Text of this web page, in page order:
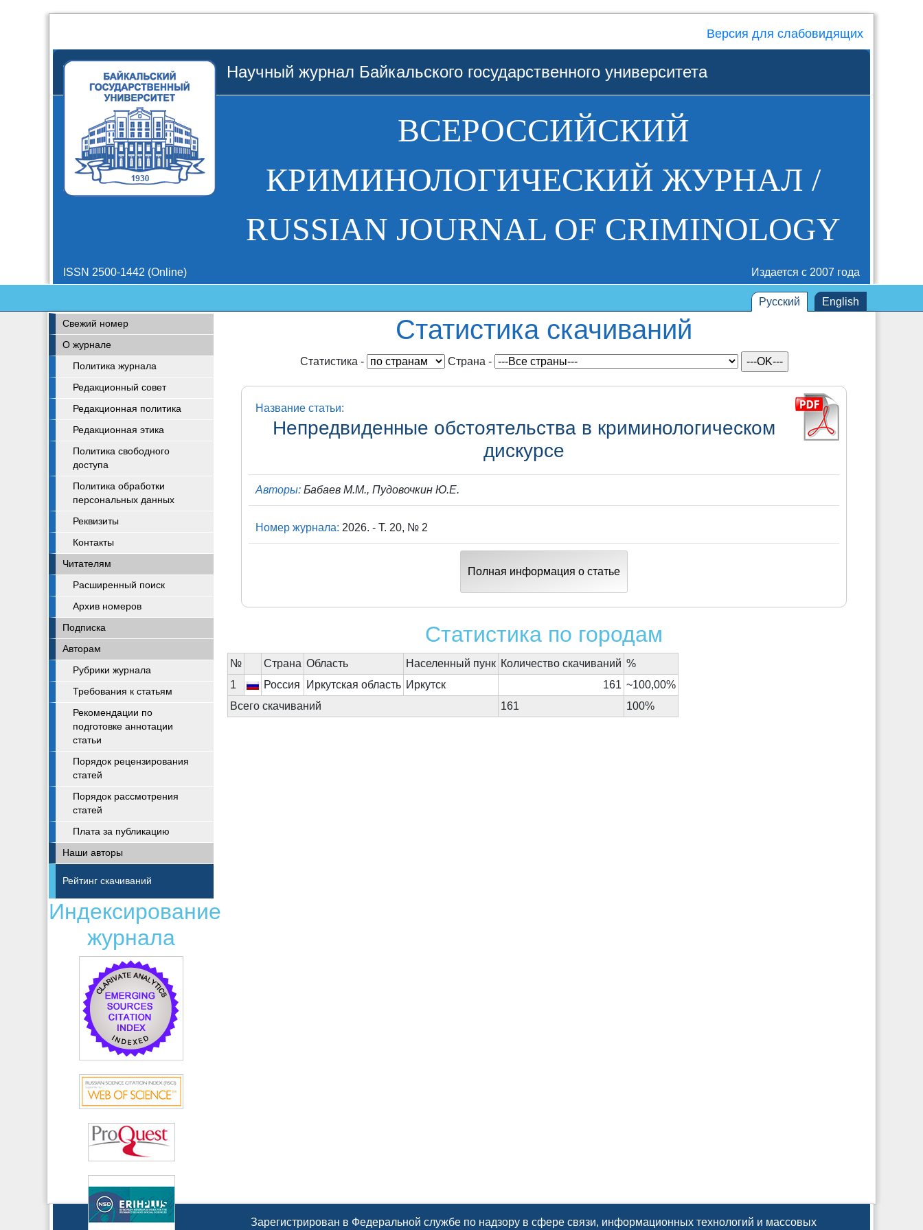
Версия для слабовидящих
Научный журнал Байкальского государственного университета
ВСЕРОССИЙСКИЙ
КРИМИНОЛОГИЧЕСКИЙ ЖУРНАЛ /
RUSSIAN JOURNAL OF CRIMINOLOGY
ISSN 2500-1442 (Online) Издается с 2007 года
Русский English
Свежий номер
О журнале
Политика журнала
Редакционный совет
Редакционная политика
Редакционная этика
Политика свободного
доступа
Политика обработки
персональных данных
Реквизиты
Контакты
Читателям
Расширенный поиск
Архив номеров
Подписка
Авторам
Рубрики журнала
Требования к статьям
Рекомендации по
подготовке аннотации
статьи
Порядок рецензирования
статей
Порядок рассмотрения
статей
Плата за публикацию
Наши авторы
Рейтинг скачиваний
Индексирование
журнала
Статистика скачиваний
Статистика - Cтрана -
Название статьи:
Непредвиденные обстоятельства в криминологическом
дискурсе
Авторы: Бабаев М.М., Пудовочкин Ю.Е.
Номер журнала: 2026. - Т. 20, № 2
Полная информация о статье
Статистика по городам
№ Cтрана Область Населенный пунк Количество скачиваний %
1
Россия Иркутская область Иркутск 161 ~100,00%
Всего скачиваний
161 100%
Зарегистрирован в Федеральной службе по надзору в сфере связи, информационных технологий и массовых